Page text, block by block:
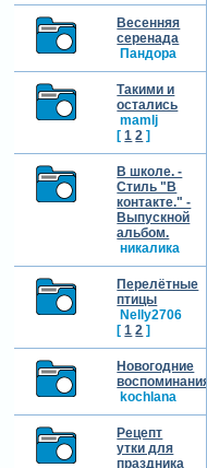
Весенняя
серенада
Пандора
Такими и
остались
mamlj
[ 1 2 ]
В школе. -
Стиль "В
контакте." -
Выпускной
альбом.
никалика
Перелётные
птицы
Nelly2706
[ 1 2 ]
Новогодние
воспоминания
kochlana
Рецепт
утки для
праздника